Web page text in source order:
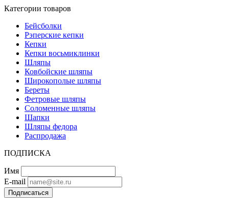
Категории товаров
Бейсболки
Рэперские кепки
Кепки
Кепки восьмиклинки
Шляпы
Ковбойские шляпы
Широкополые шляпы
Береты
Фетровые шляпы
Соломенные шляпы
Шапки
Шляпы федора
Распродажа
ПОДПИСКА
Имя
E-mail
Подписаться